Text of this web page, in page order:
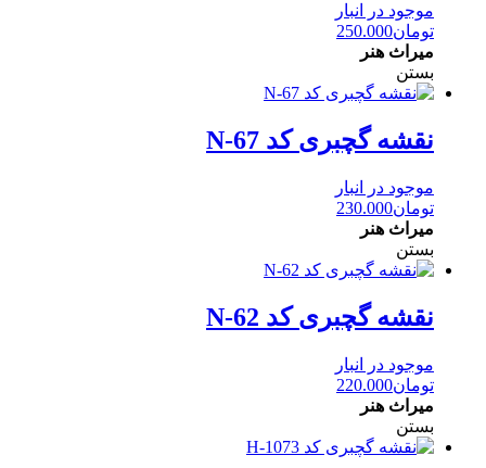
موجود در انبار
تومان250.000
میراث هنر
بستن
نقشه گچبری کد N-67
موجود در انبار
تومان230.000
میراث هنر
بستن
نقشه گچبری کد N-62
موجود در انبار
تومان220.000
میراث هنر
بستن